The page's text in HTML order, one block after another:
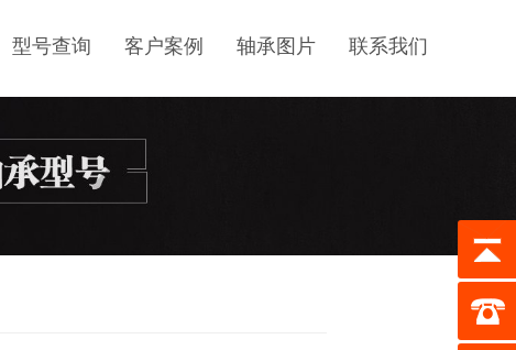
型号查询 客户案例 轴承图片 联系我们